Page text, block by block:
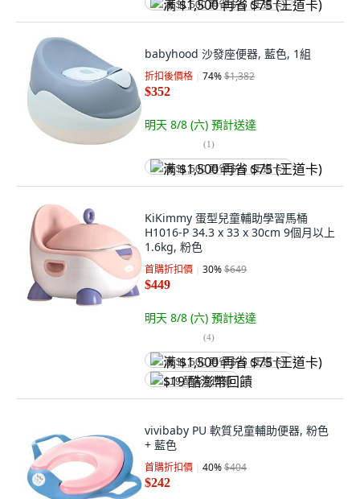
满 $1,500 再省 $75 (王道卡)
babyhood 沙發座便器, 藍色, 1組
折扣後價格 74%$1,382
$352
明天 8/8 (六) 預計送達
(1)
满 $1,500 再省 $75 (王道卡)
KiKimmy 蛋型兒童輔助學習馬桶
H1016-P 34.3 x 33 x 30cm 9個月以上
1.6kg, 粉色
首購折扣價 30%$649
$449
明天 8/8 (六) 預計送達
(4)
满 $1,500 再省 $75 (王道卡)
$19 酷澎幣回饋
vivibaby PU 軟質兒童輔助便器, 粉色
+ 藍色
首購折扣價 40%$404
$242